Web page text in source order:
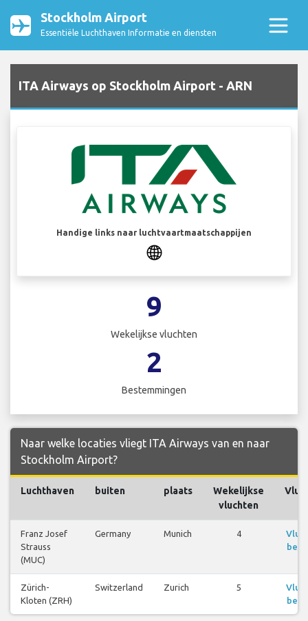
Stockholm Airport
Essentiële Luchthaven Informatie en diensten
ITA Airways op Stockholm Airport - ARN
Handige links naar luchtvaartmaatschappijen
9
Wekelijkse vluchten
2
Bestemmingen
Naar welke locaties vliegt ITA Airways van en naar
Stockholm Airport?
Luchthaven buiten plaats
Wekelijkse
vluchten
Franz Josef
Strauss
(MUC)
Germany Munich 4
Zürich-
Kloten (ZRH)
Switzerland Zurich 5